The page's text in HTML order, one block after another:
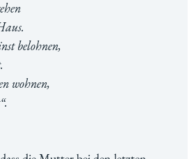
belohnen,
wohnen,